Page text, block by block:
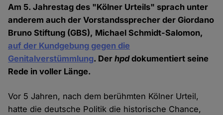
Am 5. Jahrestag des "Kölner Urteils" sprach unter
anderem auch der Vorstandssprecher der Giordano
Bruno Stiftung (GBS), Michael Schmidt-Salomon,
auf der Kundgebung gegen die
Genitalverstümmlung. Derhpddokumentiert seine
Rede in voller Länge.
Vor 5 Jahren, nach dem berühmten Kölner Urteil,
hatte die deutsche Politik die historische Chance,